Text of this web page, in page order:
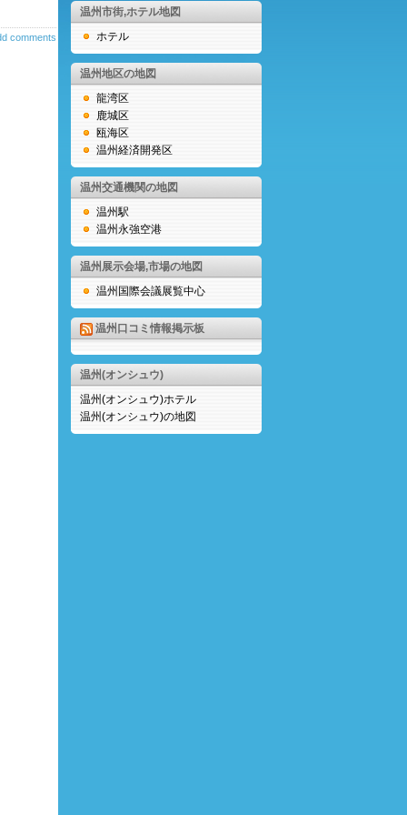
comments
温州市街,ホテル地図
ホテル
温州地区の地図
龍湾区
鹿城区
瓯海区
温州経済開発区
温州交通機関の地図
温州駅
温州永強空港
温州展示会場,市場の地図
温州国際会議展覧中心
温州口コミ情報掲示板
温州(オンシュウ)
温州(オンシュウ)ホテル
温州(オンシュウ)の地図